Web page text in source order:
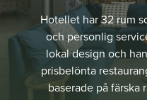
Hotellet har 32 rum
och personlig
lokal design och
prisbelönta
baserade på färska